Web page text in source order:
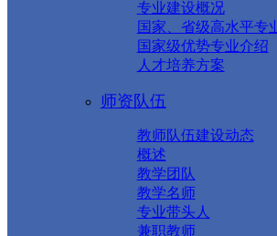
专业建设概况
国家、省级高水平专
国家级优势专业介绍
人才培养方案
师资队伍
教师队伍建设动态
概述
教学团队
教学名师
专业带头人
兼职教师